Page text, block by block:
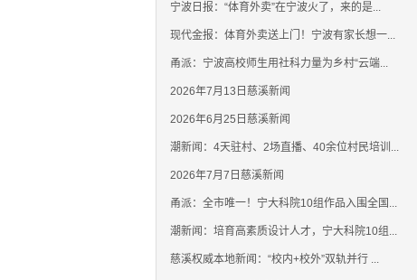
宁波日报：“体育外卖”在宁波火了，来的是...
现代金报：体育外卖送上门！宁波有家长想一...
甬派：宁波高校师生用社科力量为乡村“云端...
2026年7月13日慈溪新闻
2026年6月25日慈溪新闻
潮新闻：4天驻村、2场直播、40余位村民培训...
2026年7月7日慈溪新闻
甬派：全市唯一！宁大科院10组作品入围全国...
潮新闻：培育高素质设计人才，宁大科院10组...
慈溪权威本地新闻：“校内+校外”双轨并行 ...